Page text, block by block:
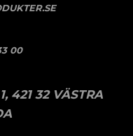
00
421 32 VÄSTRA